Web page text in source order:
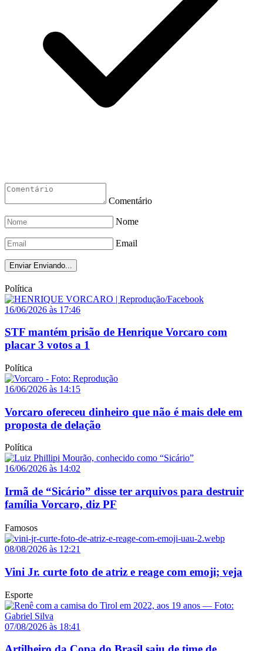
Comentário
Nome
Email
Enviar Enviando...
Política
16/06/2026 às 17:46
STF mantém prisão de Henrique Vorcaro com
placar 3 votos a 1
Política
16/06/2026 às 14:15
Vorcaro ofereceu dinheiro que não é mais dele em
proposta de delação
Política
16/06/2026 às 14:02
Irmã de “Sicário” disse ter arquivos para destruir
família Vorcaro, diz PF
Famosos
08/08/2026 às 12:21
Vini Jr. curte foto de atriz e reage com emoji; veja
Esporte
07/08/2026 às 18:41